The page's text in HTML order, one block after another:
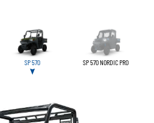
SP 570 SP 570 NORDIC PRO